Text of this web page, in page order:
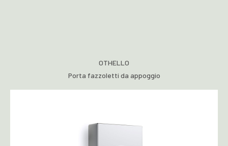
OTHELLO
Porta fazzoletti da appoggio